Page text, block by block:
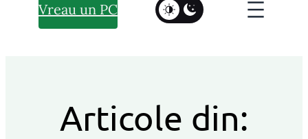
Vreau un PC
Articole din: